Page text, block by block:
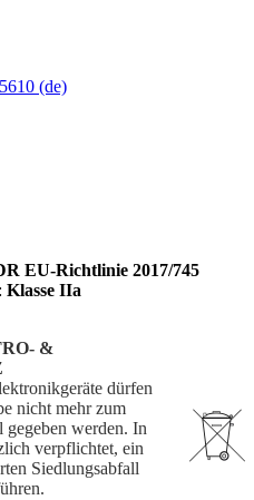
(de)
EU-Richtlinie 2017/745
Klasse IIa
&
dürfen
nicht mehr zum
gegeben werden. In
verpflichtet, ein
Siedlungsabfall